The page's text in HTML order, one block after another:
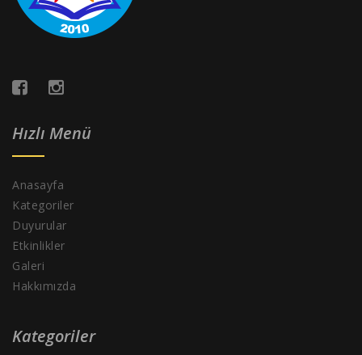
Hızlı Menü
Anasayfa
Kategoriler
Duyurular
Etkinlikler
Galeri
Hakkımızda
Kategoriler